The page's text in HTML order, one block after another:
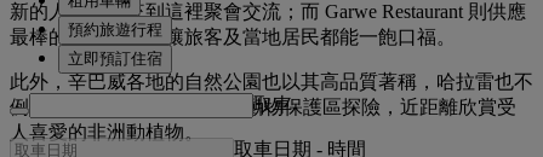
新的人們喜歡來到這裡聚會交流；而 Garwe Restaurant 則供應
最棒的在地菜餚，讓旅客及當地居民都能一飽口福。
此外，辛巴威各地的自然公園也以其高品質著稱，哈拉雷也不
例外。你可以到 Wild is Life 動物保護區探險，近距離欣賞受
人喜愛的非洲動植物。
預約旅遊行程
立即預訂住宿
取車
取車日期 - 時間